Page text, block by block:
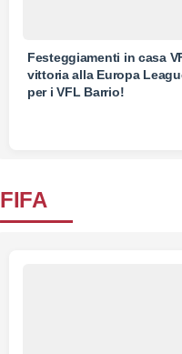
Festeggiamenti in casa
vittoria alla Europa
per i VFL Barrio!
FIFA